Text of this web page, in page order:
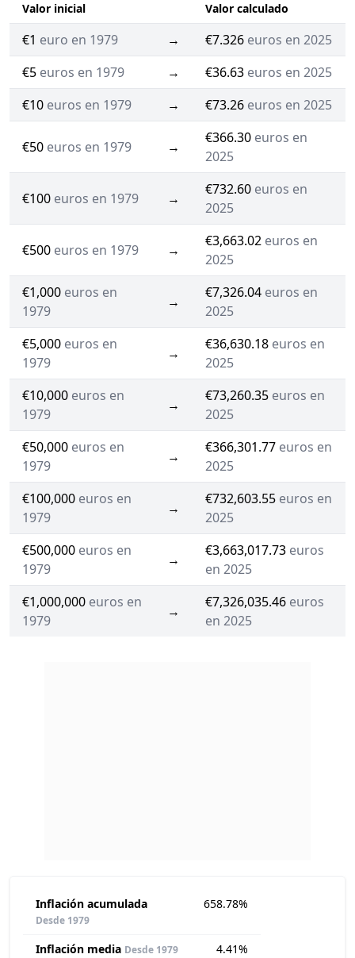
Valor inicial Valor calculado
€1 euro en 1979 → €7.326 euros en 2025
€5 euros en 1979 → €36.63 euros en 2025
€10 euros en 1979 → €73.26 euros en 2025
€50 euros en 1979 →
€366.30 euros en
2025
€100 euros en 1979 →
€732.60 euros en
2025
€500 euros en 1979 →
€3,663.02 euros en
2025
€1,000 euros en
1979
→
€7,326.04 euros en
2025
€5,000 euros en
1979
→
€36,630.18 euros en
2025
€10,000 euros en
1979
→
€73,260.35 euros en
2025
€50,000 euros en
1979
→
€366,301.77 euros en
2025
€100,000 euros en
1979
→
€732,603.55 euros en
2025
€500,000 euros en
1979
→
€3,663,017.73 euros
en 2025
€1,000,000 euros en
1979
→
€7,326,035.46 euros
en 2025
Inflación acumulada
Desde 1979
658.78%
Inflación media Desde 1979
4.41%